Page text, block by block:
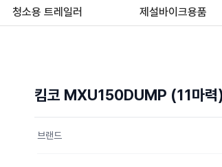
청소용 트레일러 제설바이크용품
킴코 MXU150DUMP (11마력
브랜드